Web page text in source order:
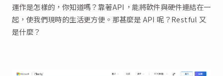
運作是怎樣的，你知道嗎？靠著API，能將軟件與硬件連結在一
起，使我們現時的生活更方便。那甚麼是 API 呢？Restful 又
是什麼？